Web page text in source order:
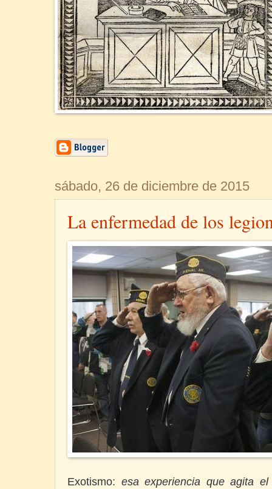
sábado, 26 de diciembre de 2015
La enfermedad de los
Exotismo: esa experiencia que agita